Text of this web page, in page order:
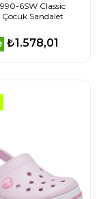
6SW Classic
Çocuk Sandalet
₺1.578,01